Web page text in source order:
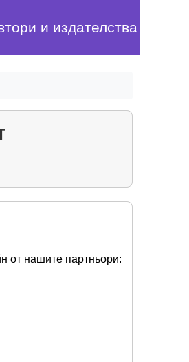
и издателства
от нашите партньори: